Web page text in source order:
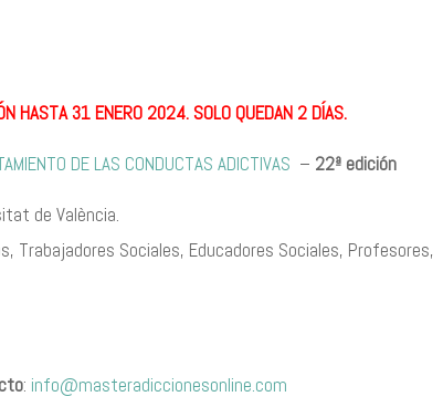
HASTA 31 ENERO 2024. SOLO QUEDAN 2 DÍAS.
DE LAS CONDUCTAS ADICTIVAS – 22ª edición
de València.
Trabajadores Sociales, Educadores Sociales, Profesores,
: info@masteradiccionesonline.com